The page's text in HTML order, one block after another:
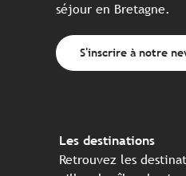
séjour en Bretagne.
S'inscrire à notre
Les destinations
Retrouvez les